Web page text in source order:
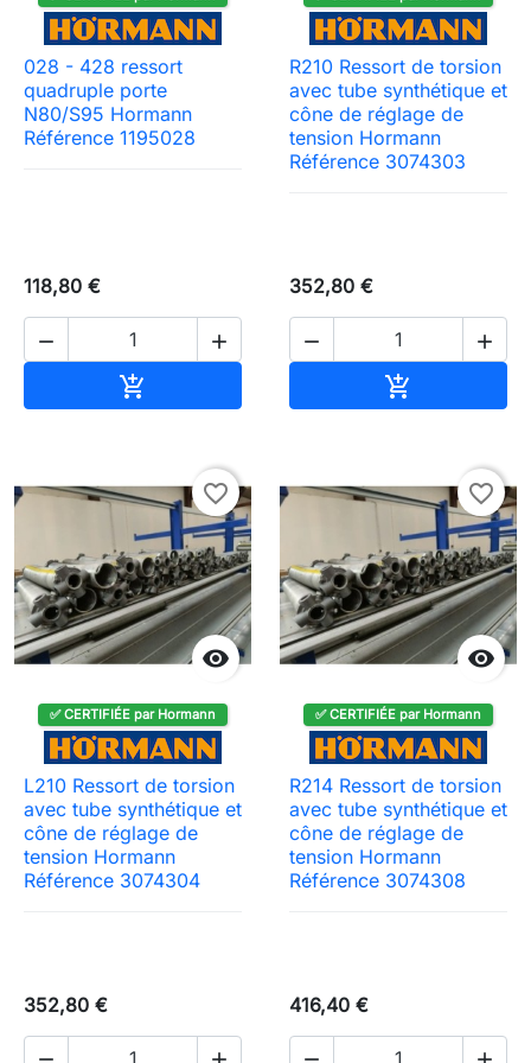
028 - 428 ressort
quadruple porte
N80/S95 Hormann
Référence 1195028
118,80 €
 

R210 Ressort de torsion
avec tube synthétique et
cône de réglage de
tension Hormann
Référence 3074303
352,80 €
 


favorite_border
✅ CERTIFIÉE par Hormann
L210 Ressort de torsion
avec tube synthétique et
cône de réglage de
tension Hormann
Référence 3074304
352,80 €

favorite_border
✅ CERTIFIÉE par Hormann
R214 Ressort de torsion
avec tube synthétique et
cône de réglage de
tension Hormann
Référence 3074308
416,40 €